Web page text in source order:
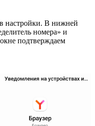
настройки. В нижней
номера» и
подтверждаем